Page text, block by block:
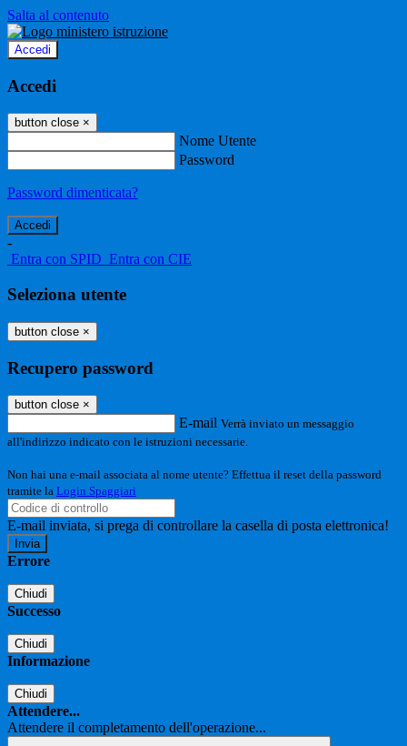
Salta al contenuto
Accedi
Accedi
button close ×
Nome Utente
Password
Password dimenticata?
-
Entra con SPID Entra con CIE
Seleziona utente
button close ×
Recupero password
button close ×
E-mail Verrà inviato un messaggio
all'indirizzo indicato con le istruzioni necessarie.
Non hai una e-mail associata al nome utente? Effettua il reset della password
tramite la Login Spaggiari
E-mail inviata, si prega di controllare la casella di posta elettronica!
Errore
Chiudi
Successo
Chiudi
Informazione
Chiudi
Attendere...
Attendere il completamento dell'operazione...